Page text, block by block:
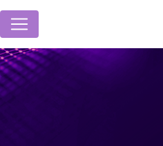
Panneau de gestion des cookies